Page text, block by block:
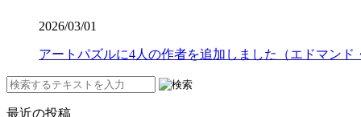
2026/03/01
アートパズルに4人の作者を追加しました（エドマンド
最近の投稿